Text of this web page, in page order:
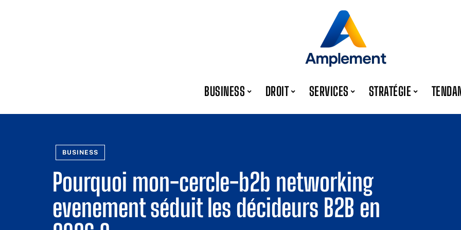
BUSINESS DROIT SERVICES STRATÉGIE
BUSINESS
Pourquoi mon-cercle-b2b networking
evenement séduit les décideurs B2B en